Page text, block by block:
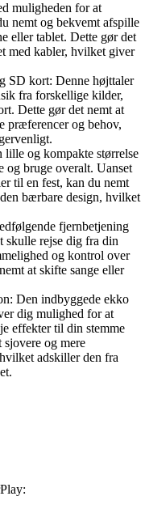
muligheden for at
nemt og bekvemt afspille
eller tablet. Dette gør det
med kabler, hvilket giver
SD kort: Denne højttaler
fra forskellige kilder,
Dette gør det nemt at
præferencer og behov,
og kompakte størrelse
og bruge overalt. Uanset
til en fest, kan du nemt
bærbare design, hvilket
fjernbetjening
skulle rejse dig fra din
og kontrol over
at skifte sange eller
Den indbyggede ekko
dig mulighed for at
effekter til din stemme
og mere
adskiller den fra